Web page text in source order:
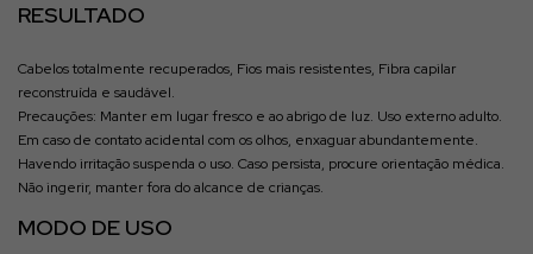
RESULTADO
Cabelos totalmente recuperados, Fios mais resistentes, Fibra capilar
reconstruída e saudável.
Precauções: Manter em lugar fresco e ao abrigo de luz. Uso externo adulto.
Em caso de contato acidental com os olhos, enxaguar abundantemente.
Havendo irritação suspenda o uso. Caso persista, procure orientação médica.
Não ingerir, manter fora do alcance de crianças.
MODO DE USO